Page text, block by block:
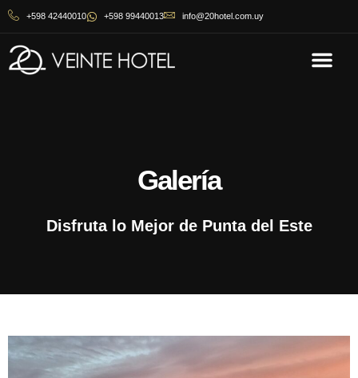
+598 42440010 +598 99440013 info@20hotel.com.uy
Galería
Disfruta lo Mejor de Punta del Este